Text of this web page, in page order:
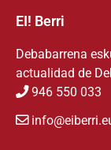
EI! Berri
Debabarrena
actualidad de
946 550 033